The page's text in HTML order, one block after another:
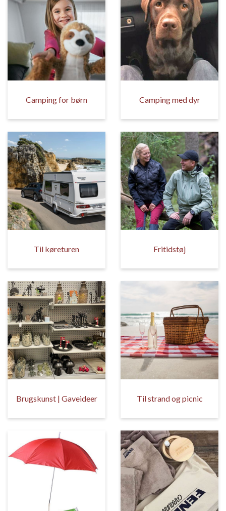
Camping for børn Camping med dyr
Til køreturen Fritidstøj
Brugskunst | Gaveideer Til strand og picnic